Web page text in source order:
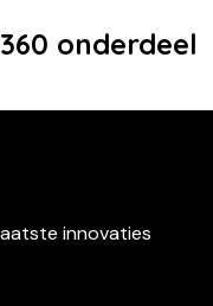
onderdeel
innovaties